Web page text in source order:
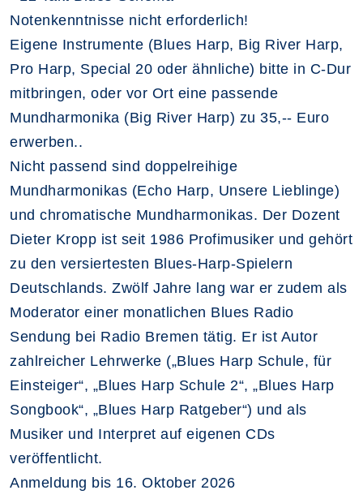
Notenkenntnisse nicht erforderlich!
Eigene Instrumente (Blues Harp, Big River Harp,
Pro Harp, Special 20 oder ähnliche) bitte in C-Dur
mitbringen, oder vor Ort eine passende
Mundharmonika (Big River Harp) zu 35,-- Euro
erwerben..
Nicht passend sind doppelreihige
Mundharmonikas (Echo Harp, Unsere Lieblinge)
und chromatische Mundharmonikas. Der Dozent
Dieter Kropp ist seit 1986 Profimusiker und gehört
zu den versiertesten Blues-Harp-Spielern
Deutschlands. Zwölf Jahre lang war er zudem als
Moderator einer monatlichen Blues Radio
Sendung bei Radio Bremen tätig. Er ist Autor
zahlreicher Lehrwerke („Blues Harp Schule, für
Einsteiger“, „Blues Harp Schule 2“, „Blues Harp
Songbook“, „Blues Harp Ratgeber“) und als
Musiker und Interpret auf eigenen CDs
veröffentlicht.
Anmeldung bis 16. Oktober 2026